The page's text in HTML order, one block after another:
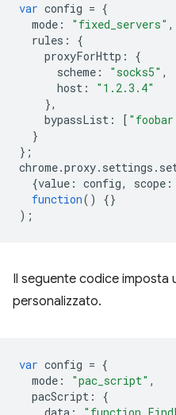
var config = {
mode : "fixed_servers" ,
rules :
{
proxyForHttp :
{
scheme : "socks5" ,
host :
"1.2.3.4"
},
bypassList : [
}
};
chrome.proxy. settings .
{value : config, scope :
function()
{}
);
Il seguente codice imposta
personalizzato.
var config = {
mode : "pac_script" ,
pacScript :
{